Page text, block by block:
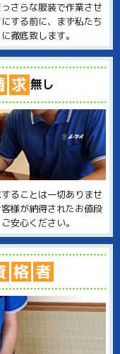
さらな服装で作業させ
する前に、まず私たち
徹底致します。
求 無し
ることは一切ありませ
様が納得されたお値段
安心ください。
格 者